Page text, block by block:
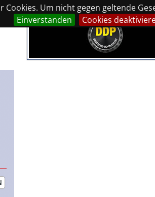
Um nicht gegen geltende
Einverstanden
Cookies